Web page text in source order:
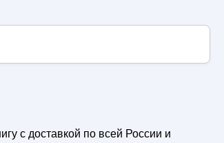
с доставкой по всей России и